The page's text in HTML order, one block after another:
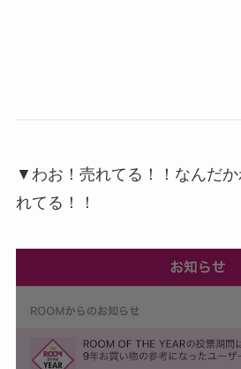
▼わお！売れてる！！なんだ
れてる！！